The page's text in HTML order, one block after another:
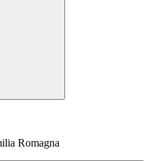
Romagna